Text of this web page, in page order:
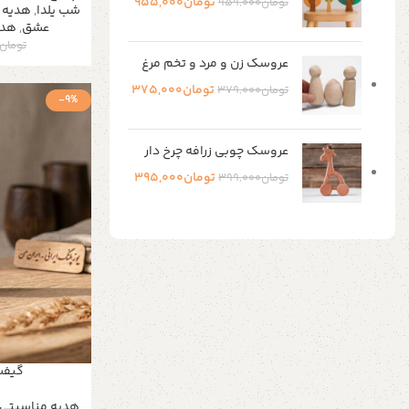
عروسک زن و مرد و تخم مرغ
تومان379,000تومان375,000
عروسک چوبی زرافه چرخ دار
تومان399,000تومان395,000
Shop Now
شب یلدا, هدیه
عشق,
تومان
-9%